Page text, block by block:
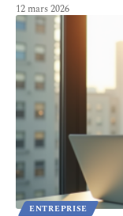
12 mars 2026
ENTREPRISE